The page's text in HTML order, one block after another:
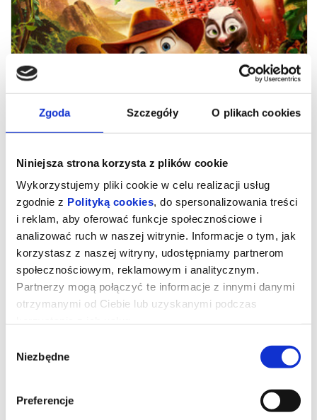
Zgoda Szczegóły O plikach cookies
Niniejsza strona korzysta z plików cookie
Wykorzystujemy pliki cookie w celu realizacji usług
zgodnie z Polityką cookies, do spersonalizowania treści
i reklam, aby oferować funkcje społecznościowe i
analizować ruch w naszej witrynie. Informacje o tym, jak
korzystasz z naszej witryny, udostępniamy partnerom
społecznościowym, reklamowym i analitycznym.
Partnerzy mogą połączyć te informacje z innymi danymi
otrzymanymi od Ciebie lub uzyskanymi podczas
zgody
Niezbędne
Preferencje
Kurozając i świątynia Świstaka
wyrusza w ryzykowną podróż do legendarnej Świątyni Świstaka.
Tylko ukryta tam moc może odmienić ich los. Przed nim
niebezpieczna droga, przeciwnicy gotowi na wszystko i decyzja,